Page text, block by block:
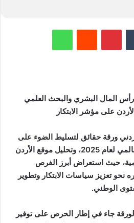
بينتيريست
رأس المال البشري والبحث العلمي
على مؤشر الابتكار
ورقة حقائق لتسليط الضوء على
نتائج تقرير مؤشر الابتكار العالمي لعام 2025، وتحليل موقع الأردن
حيث استعراض أبرز الفرص
نحو تعزيز سياسات الابتكار وتطوير
الوطني.
جاء في إطار الحرص على توفير